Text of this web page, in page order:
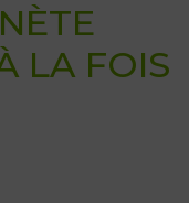
LA FOIS